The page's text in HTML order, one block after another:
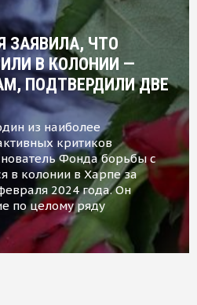
ЗАЯВИЛА, ЧТО
В КОЛОНИИ —
ПОДТВЕРДИЛИ ДВЕ
из наиболее
критиков
Фонда борьбы с
в колонии в Харпе за
2024 года. Он
по целому ряду